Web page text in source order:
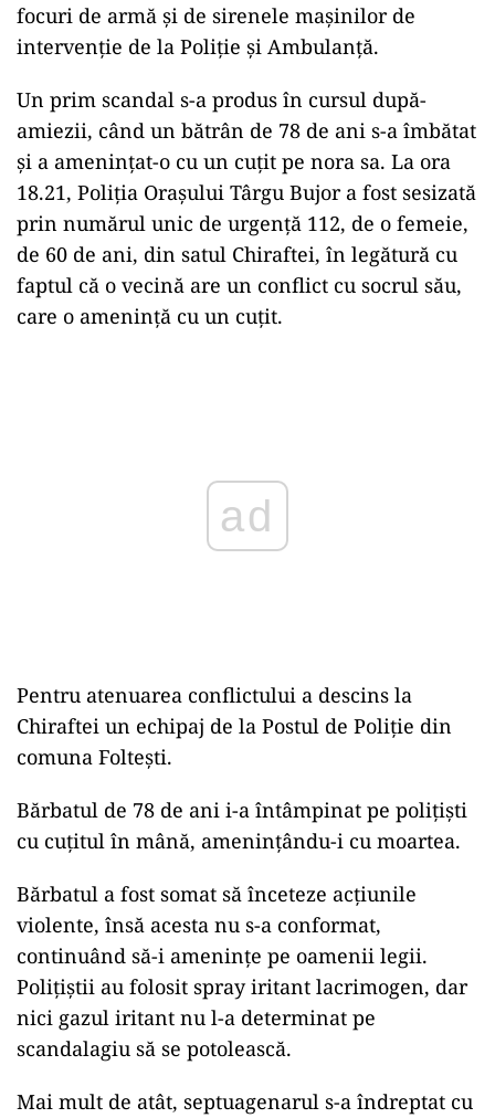
focuri de armă și de sirenele mașinilor de
intervenție de la Poliție și Ambulanță.
Un prim scandal s-a produs în cursul după-
amiezii, când un bătrân de 78 de ani s-a îmbătat
și a amenințat-o cu un cuțit pe nora sa. La ora
18.21, Poliţia Oraşului Târgu Bujor a fost sesizată
prin numărul unic de urgenţă 112, de o femeie,
de 60 de ani, din satul Chiraftei, în legătură cu
faptul că o vecină are un conflict cu socrul său,
care o amenință cu un cuţit.
Pentru atenuarea conflictului a descins la
Chiraftei un echipaj de la Postul de Poliție din
comuna Foltești.
Bărbatul de 78 de ani i-a întâmpinat pe polițiști
cu cuțitul în mână, amenințându-i cu moartea.
Bărbatul a fost somat să înceteze acţiunile
violente, însă acesta nu s-a conformat,
continuând să-i amenințe pe oamenii legii.
Poliţiştii au folosit spray iritant lacrimogen, dar
nici gazul iritant nu l-a determinat pe
scandalagiu să se potolească.
Mai mult de atât, septuagenarul s-a îndreptat cu